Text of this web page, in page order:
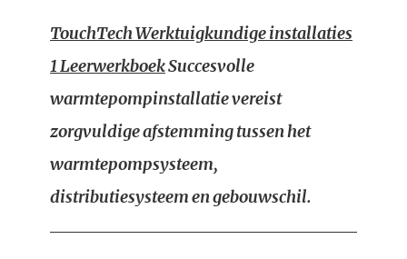
TouchTech Werktuigkundige installaties
1 LeerwerkboekSuccesvolle
warmtepompinstallatie vereist
zorgvuldige afstemming tussen het
warmtepompsysteem,
distributiesysteem en gebouwschil.